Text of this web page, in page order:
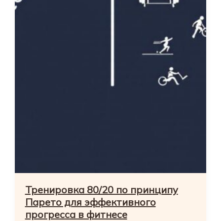
Тренировка 80/20 по принципу
Парето для эффективного
прогресса в фитнесе